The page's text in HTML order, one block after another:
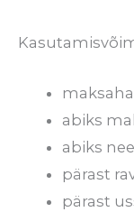
abiks
abiks
pärast
pärast